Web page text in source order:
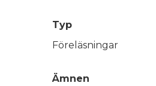
Typ
Föreläsningar
Ämnen